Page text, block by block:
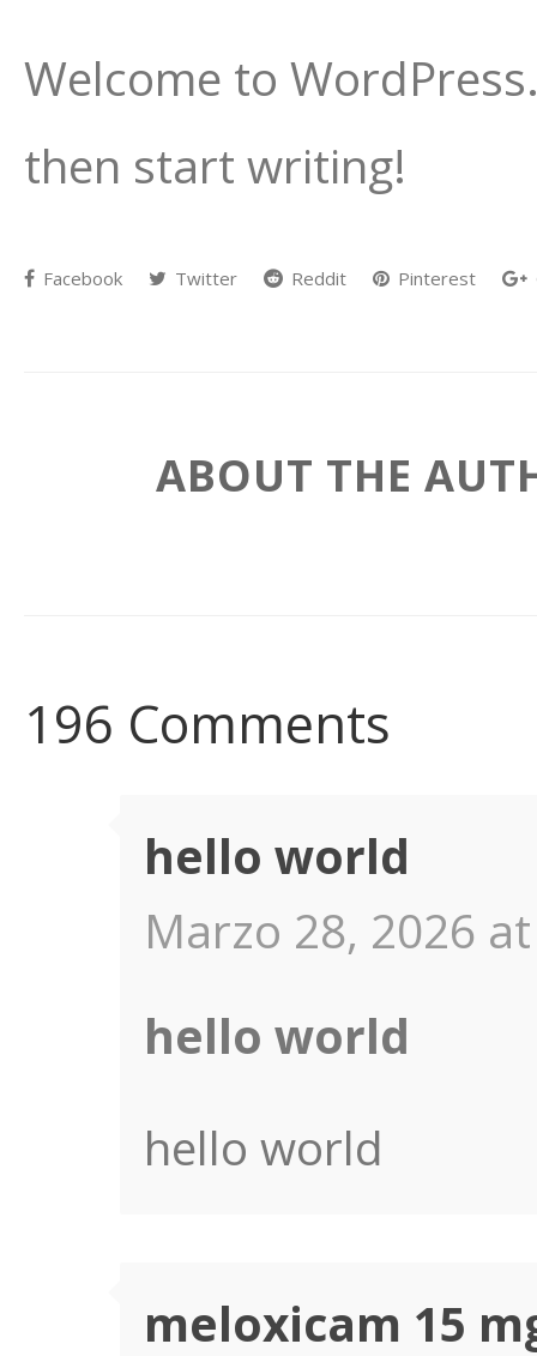
Welcome to
then start writing!
Facebook Twitter Reddit Pinterest
ABOUT THE
196 Comments
hello world
Marzo 28, 2026
hello world
hello world
meloxicam 15